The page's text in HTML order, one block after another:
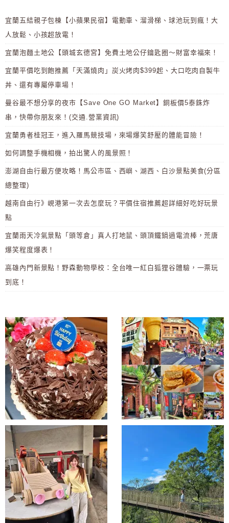
宜蘭五結親子包棟【小蘋果民宿】電動車、溜滑梯、球池玩到瘋！大
人放鬆、小孩超放電！
宜蘭泡麵土地公【頭城玄德宮】免費土地公仔鑰匙圈～財富幸福來！
宜蘭平價吃到飽推薦「天滿燒肉」炭火烤肉$399起、大口吃肉自製牛
丼、還有專屬停車場！
曼谷最不想分享的夜市【Save One GO Market】銅板價5泰銖炸
串，快帶你朋友來！(交通.營業資訊)
宜蘭勇者桂冠王，進入羅馬競技場，來場爆笑舒壓的體能冒險！
如何調整手機相機，拍出驚人的風景照！
澎湖自由行最方便攻略！馬公市區、西嶼、湖西、白沙景點美食(分區
總整理)
越南自由行》峴港第一次去怎麼玩？平價住宿推薦超詳細好吃好玩景
點
宜蘭雨天冷氣景點「頭等倉」真人打地鼠、頭頂鐵鍋過電流棒，荒唐
爆笑程度爆表！
高雄內門新景點！野森動物學校：全台唯一紅白狐狸谷體驗，一票玩
到底！